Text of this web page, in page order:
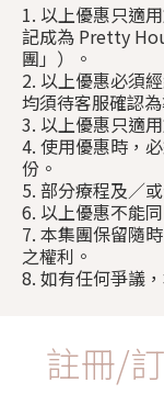
1. 以上優惠只適
記成為 Pretty
團」）。
2. 以上優惠必須
均須待客服確認為
3. 以上優惠只適
4. 使用優惠時，
份。
5. 部分療程及／
6. 以上優惠不能
7. 本集團保留隨
之權利。
8. 如有任何爭議
註冊/